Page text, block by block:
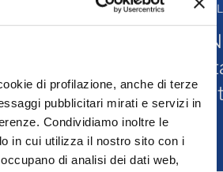
di profilazione, anche di terze
pubblicitari mirati e servizi in
Condividiamo inoltre le
in cui utilizza il nostro sito con i
di analisi dei dati web,
31